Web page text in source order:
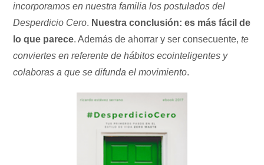
incorporamos en nuestra familia los postulados del
Desperdicio Cero. Nuestra conclusión: es más fácil de
lo que parece. Además de ahorrar y ser consecuente,te
conviertes en referente de hábitos ecointeligentes y
colaboras a que se difunda el movimiento.